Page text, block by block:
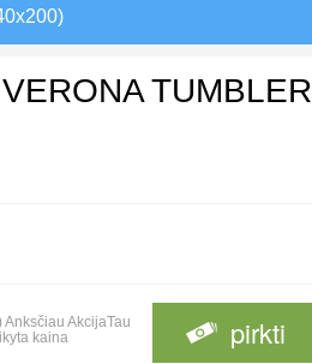
TUMBLER
Anksčiau AkcijaTau
kaina
pirkti